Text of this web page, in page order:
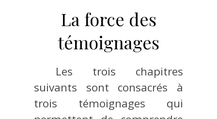
La force des
témoignages
Les trois chapitres
suivants sont consacrés à
trois témoignages qui